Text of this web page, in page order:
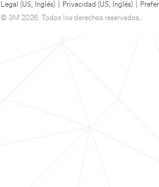
Legal (US, Inglés) Privacidad (US, Inglés)
© 3M 2026. Todos los derechos reservados..